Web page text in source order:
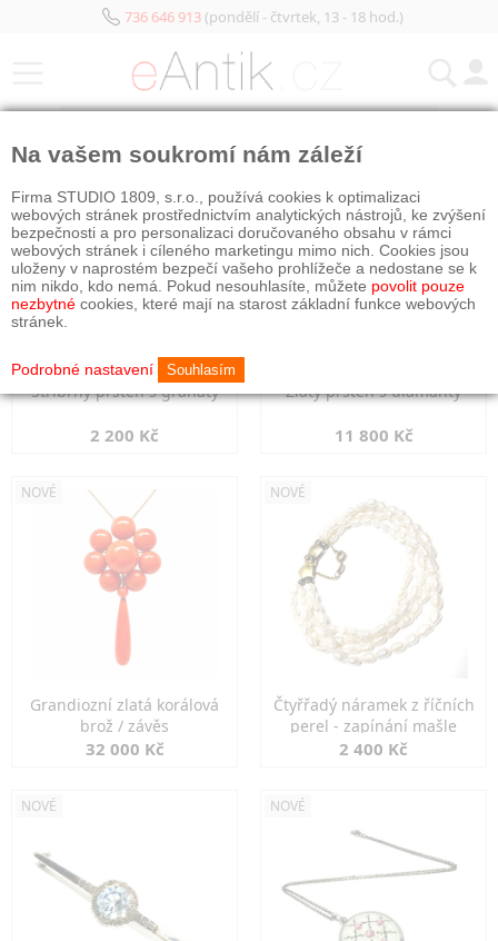
736 646 913(pondělí - čtvrtek, 13 - 18 hod.)
Stříbrný prsten s granáty
2 200 Kč
Zlatý prsten s diamanty
11 800 Kč
NOVÉ
Grandiozní zlatá korálová
brož / závěs
32 000 Kč
NOVÉ
Čtyřřadý náramek z říčních
perel - zapínání mašle
2 400 Kč
NOVÉ NOVÉ
Na vašem soukromí nám záleží
Firma STUDIO 1809, s.r.o., používá cookies k optimalizaci
webových stránek prostřednictvím analytických nástrojů, ke zvýšení
bezpečnosti a pro personalizaci doručovaného obsahu v rámci
webových stránek i cíleného marketingu mimo nich. Cookies jsou
uloženy v naprostém bezpečí vašeho prohlížeče a nedostane se k
nim nikdo, kdo nemá. Pokud nesouhlasíte, můžete povolit pouze
nezbytné cookies, které mají na starost základní funkce webových
stránek.
Podrobné nastavení Souhlasím